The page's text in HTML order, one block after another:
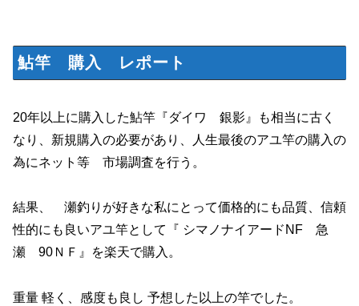
鮎竿 購入 レポート
20年以上に購入した鮎竿『ダイワ 銀影』も相当に古く
なり、新規購入の必要があり、人生最後のアユ竿の購入の
為にネット等 市場調査を行う。
結果、 瀬釣りが好きな私にとって価格的にも品質、信頼
性的にも良いアユ竿として『 シマノナイアードNF 急
瀬 90ＮＦ』を楽天で購入。
重量 軽く、感度も良し 予想した以上の竿でした。